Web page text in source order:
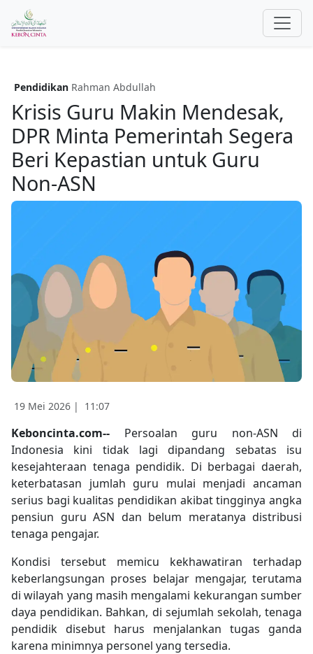
Pendidikan Rahman Abdullah
Krisis Guru Makin Mendesak,
DPR Minta Pemerintah Segera
Beri Kepastian untuk Guru
Non-ASN
19 Mei 2026 | 11:07
Keboncinta.com-- Persoalan guru non-ASN di
Indonesia kini tidak lagi dipandang sebatas isu
kesejahteraan tenaga pendidik. Di berbagai daerah,
keterbatasan jumlah guru mulai menjadi ancaman
serius bagi kualitas pendidikan akibat tingginya angka
pensiun guru ASN dan belum meratanya distribusi
tenaga pengajar.
Kondisi tersebut memicu kekhawatiran terhadap
keberlangsungan proses belajar mengajar, terutama
di wilayah yang masih mengalami kekurangan sumber
daya pendidikan. Bahkan, di sejumlah sekolah, tenaga
pendidik disebut harus menjalankan tugas ganda
karena minimnya personel yang tersedia.